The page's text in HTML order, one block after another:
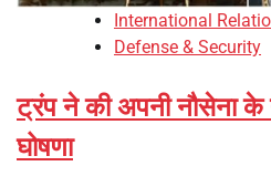
International
Defense & Security
ट्रंप ने की अपनी नौसेना के
घोषणा